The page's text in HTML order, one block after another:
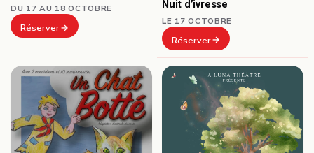
DU 17 AU 18 OCTOBRE
Réserver
Nuit d’ivresse
LE 17 OCTOBRE
Réserver